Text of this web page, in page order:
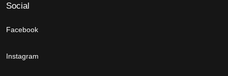
Social
Facebook
Instagram